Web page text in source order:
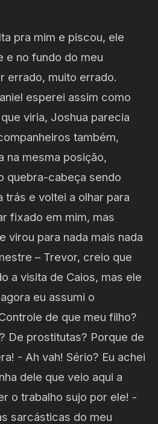
pra mim e piscou, ele
e no fundo do meu
errado, muito errado.
esperei assim como
viria, Joshua parecia
também,
na mesma posição,
quebra-cabeça sendo
trás e voltei a olhar para
fixado em mim, mas
virou para nada mais nada
– Trevor, creio que
a visita de Caios, mas ele
eu assumi o
de que meu filho?
De prostitutas? Porque de
- Ah vah! Sério? Eu achei
dele que veio aqui a
o trabalho sujo por ele! -
sarcásticas do meu